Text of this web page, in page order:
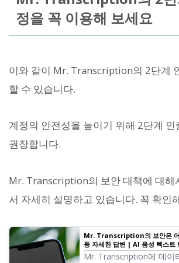
정을 꼭 이용해 보세요
이와 같이 Mr. Transcription의 2단계
할 수 있습니다.
계정의 안전성을 높이기 위해 2단계 인
권장합니다.
Mr. Transcription의 보안 대책에 대해
서 자세히 설명하고 있습니다. 꼭 확인
Mr. Transcription의 보안은 어
등 자세한 답변 | AI 음성 텍스트
Transcription
Mr. Transcription에 데이